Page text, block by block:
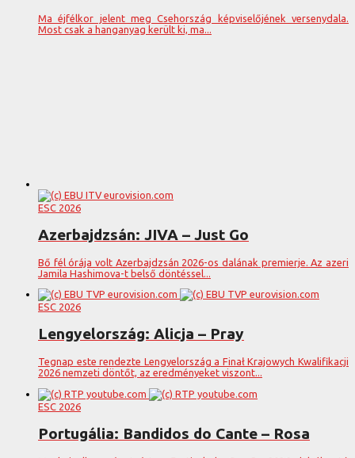
Ma éjfélkor jelent meg Csehország képviselőjének versenydala.
Most csak a hanganyag került ki, ma...
ESC 2026
Azerbajdzsán: JIVA – Just Go
Bő fél órája volt Azerbajdzsán 2026-os dalának premierje. Az azeri
Jamila Hashimova-t belső döntéssel...
ESC 2026
Lengyelország: Alicja – Pray
Tegnap este rendezte Lengyelország a Finał Krajowych Kwalifikacji
2026 nemzeti döntőt, az eredményeket viszont...
ESC 2026
Portugália: Bandidos do Cante – Rosa